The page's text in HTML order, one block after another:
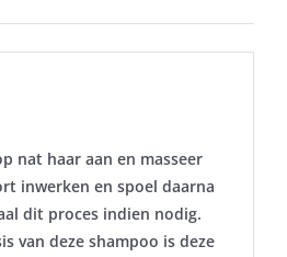
nat haar aan en masseer
inwerken en spoel daarna
dit proces indien nodig.
van deze shampoo is deze